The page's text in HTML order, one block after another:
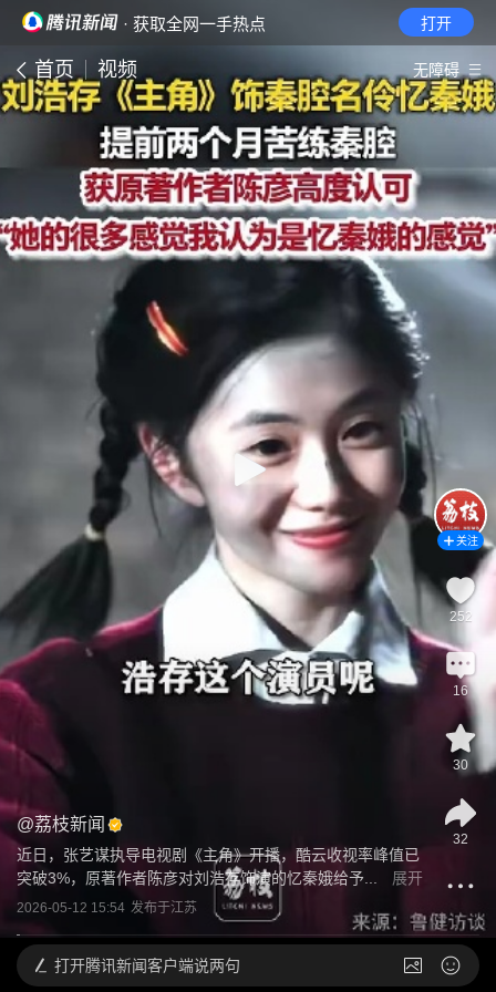
· 获取全网一手热点 打开
首页 视频 无障碍
@荔枝新闻
近日，张艺谋执导电视剧《主角》开播，酷云收视率峰值已
突破3%，原著作者陈彦对刘浩存饰演的忆秦娥给予...
展开
2026-05-12 15:54 发布于江苏
关注
252
16
30
32
打开腾讯新闻客户端说两句